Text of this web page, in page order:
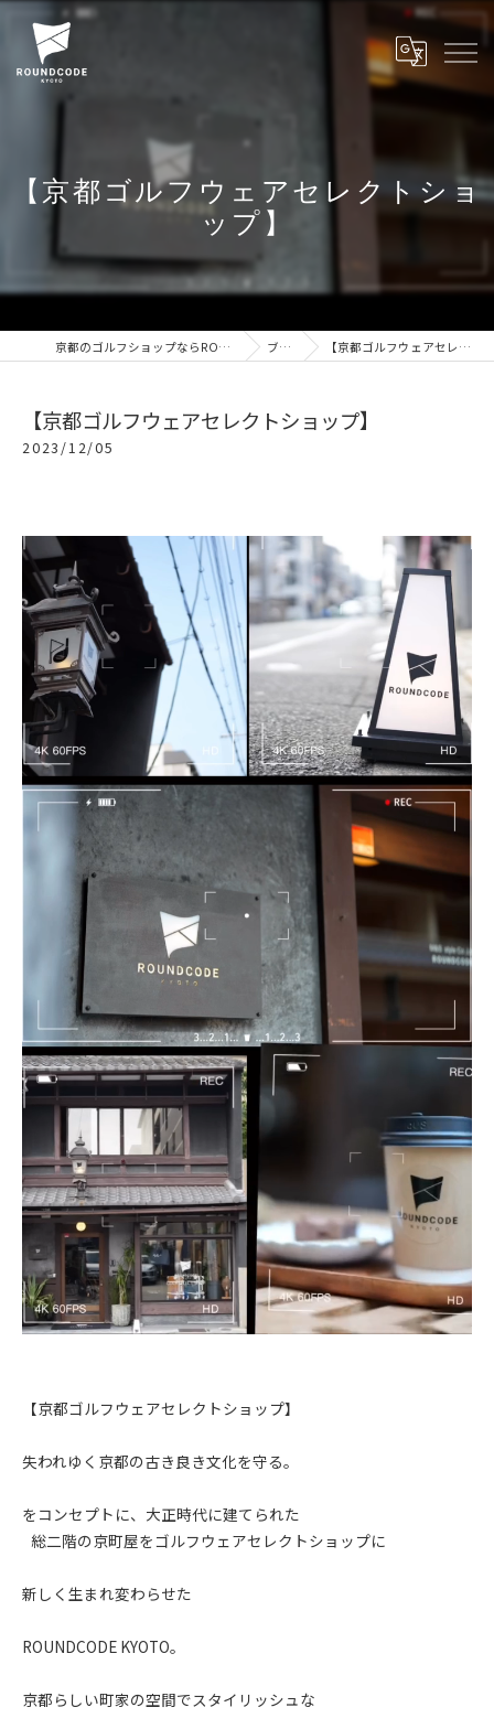
【京都ゴルフウェアセレクトショ
ップ】
京都のゴルフショップならROUNDCODE KYOTO ブログ 【京都ゴルフウェアセレクトショップ】
【京都ゴルフウェアセレクトショップ】
2023/12/05
【京都ゴルフウェアセレクトショップ】
失われゆく京都の古き良き文化を守る。
をコンセプトに、大正時代に建てられた
総二階の京町屋をゴルフウェアセレクトショップに
新しく生まれ変わらせた
ROUNDCODE KYOTO。
京都らしい町家の空間でスタイリッシュな